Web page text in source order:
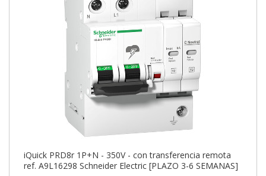
iQuick PRD8r 1P+N - 350V - con transferencia remota
ref. A9L16298 Schneider Electric [PLAZO 3-6 SEMANAS]